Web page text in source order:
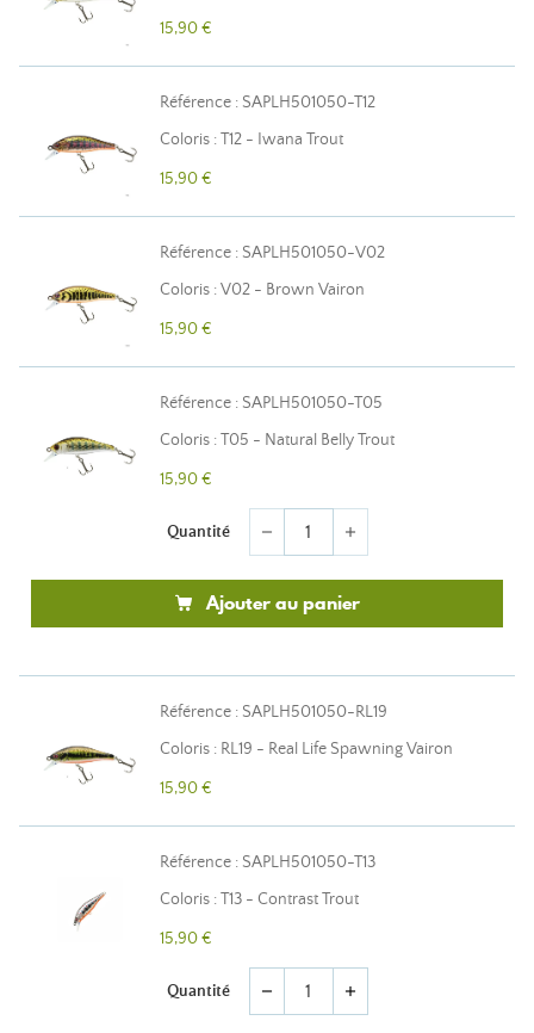
15,90 €
Référence : SAPLH501050-T12
Coloris : T12 - Iwana Trout
15,90 €
Référence : SAPLH501050-V02
Coloris : V02 - Brown Vairon
15,90 €
Référence : SAPLH501050-T05
Coloris : T05 - Natural Belly Trout
15,90 €
Quantité remove add
Ajouter au panier
Référence : SAPLH501050-RL19
Coloris : RL19 - Real Life Spawning Vairon
15,90 €
Référence : SAPLH501050-T13
Coloris : T13 - Contrast Trout
15,90 €
Quantité remove add